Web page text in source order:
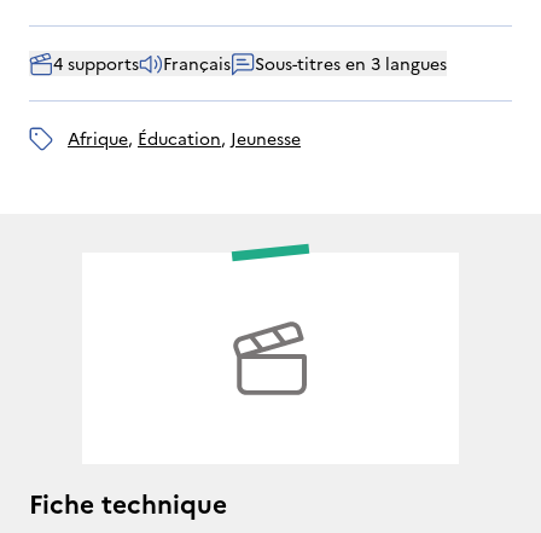
4 supports Français Sous-titres en 3 langues
Afrique, éducation, jeunesse
Fiche technique